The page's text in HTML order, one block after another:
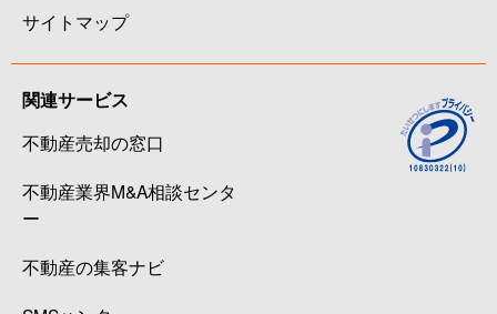
サイトマップ
関連サービス
不動産売却の窓口
不動産業界M&A相談センタ
ー
不動産の集客ナビ